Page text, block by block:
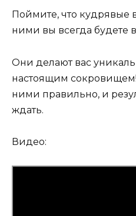
Поймите, что кудрявые
ними вы всегда будете
Они делают вас
настоящим сокровищем!
ними правильно, и
ждать.
Видео: